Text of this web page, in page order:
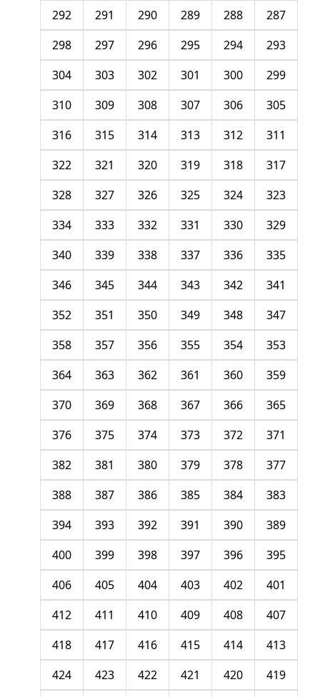
287
288
289
290
291
292
293
294
295
296
297
298
299
300
301
302
303
304
305
306
307
308
309
310
311
312
313
314
315
316
317
318
319
320
321
322
323
324
325
326
327
328
329
330
331
332
333
334
335
336
337
338
339
340
341
342
343
344
345
346
347
348
349
350
351
352
353
354
355
356
357
358
359
360
361
362
363
364
365
366
367
368
369
370
371
372
373
374
375
376
377
378
379
380
381
382
383
384
385
386
387
388
389
390
391
392
393
394
395
396
397
398
399
400
401
402
403
404
405
406
407
408
409
410
411
412
413
414
415
416
417
418
419
420
421
422
423
424